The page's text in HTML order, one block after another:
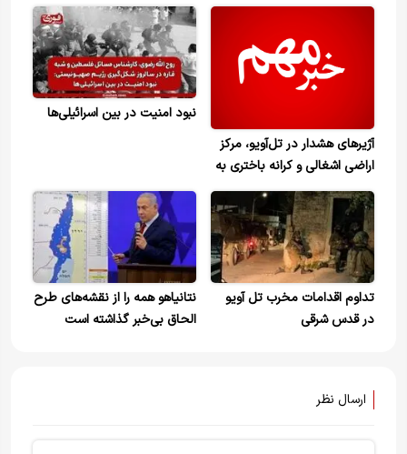
آژیرهای هشدار در تل‌آویو، مرکز
اراضی اشغالی و کرانه باختری به
صدا درآمد
نبود امنیت در بین اسرائیلی‌ها
تداوم اقدامات مخرب تل آویو
در قدس شرقی
نتانیاهو همه را از نقشه‌های طرح
الحاق بی‌خبر گذاشته است
ارسال نظر